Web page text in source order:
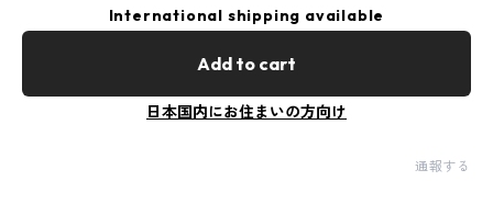
International shipping available
Add to cart
日本国内にお住まいの方向け
通報する